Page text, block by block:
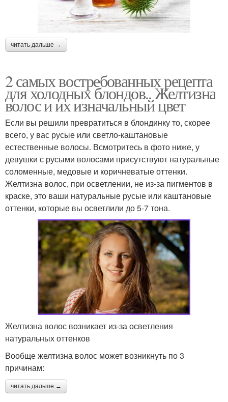
читать дальше →
2 самых востребованных рецепта
для холодных блондов.. Желтизна
волос и их изначальный цвет
Если вы решили превратиться в блондинку то, скорее
всего, у вас русые или светло-каштановые
естественные волосы. Всмотритесь в фото ниже, у
девушки с русыми волосами присутствуют натуральные
соломенные, медовые и коричневатые оттенки.
Желтизна волос, при осветлении, не из-за пигментов в
краске, это ваши натуральные русые или каштановые
оттенки, которые вы осветлили до 5-7 тона.
Желтизна волос возникает из-за осветления
натуральных оттенков
Вообще желтизна волос может возникнуть по 3
причинам:
читать дальше →